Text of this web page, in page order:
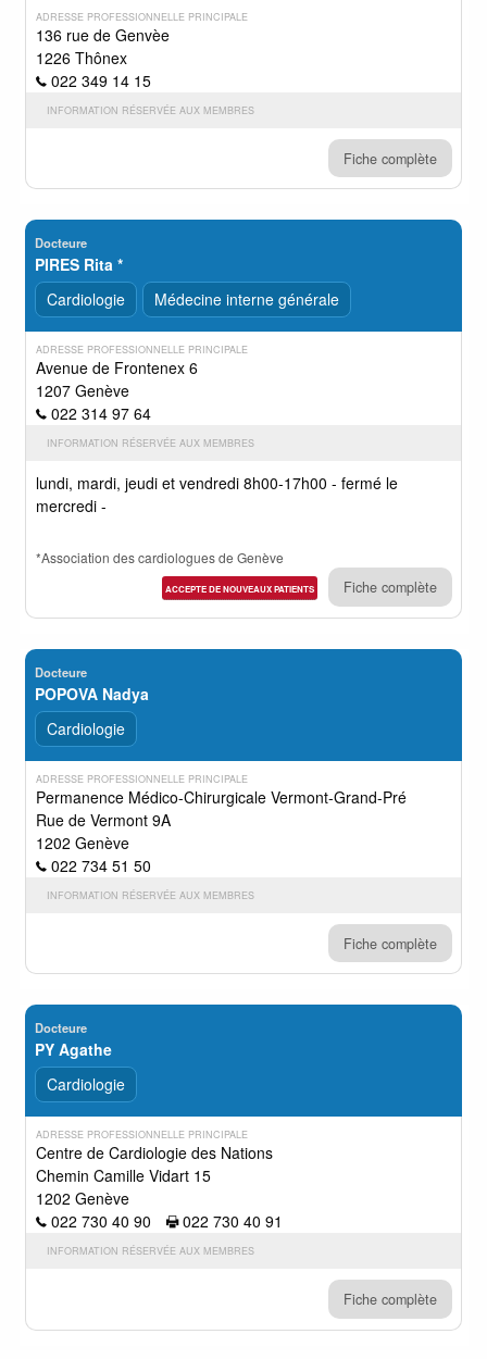
ADRESSE PROFESSIONNELLE PRINCIPALE
136 rue de Genvèe
1226 Thônex
022 349 14 15
INFORMATION RÉSERVÉE AUX MEMBRES
Fiche complète
Docteure
PIRES Rita *
Cardiologie
Médecine interne générale
ADRESSE PROFESSIONNELLE PRINCIPALE
Avenue de Frontenex 6
1207 Genève
022 314 97 64
INFORMATION RÉSERVÉE AUX MEMBRES
lundi, mardi, jeudi et vendredi 8h00-17h00 - fermé le
mercredi -
*Association des cardiologues de Genève
Fiche complète
ACCEPTE DE NOUVEAUX PATIENTS
Docteure
POPOVA Nadya
Cardiologie
ADRESSE PROFESSIONNELLE PRINCIPALE
Permanence Médico-Chirurgicale Vermont-Grand-Pré
Rue de Vermont 9A
1202 Genève
022 734 51 50
INFORMATION RÉSERVÉE AUX MEMBRES
Fiche complète
Docteure
PY Agathe
Cardiologie
ADRESSE PROFESSIONNELLE PRINCIPALE
Centre de Cardiologie des Nations
Chemin Camille Vidart 15
1202 Genève
022 730 40 90
022 730 40 91
INFORMATION RÉSERVÉE AUX MEMBRES
Fiche complète